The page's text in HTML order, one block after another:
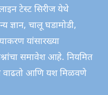
टेस्ट सिरीज येथे
ज्ञान, चालू घडामोडी,
यांसारख्या
समावेश आहे. नियमित
वाढतो आणि यश मिळवणे